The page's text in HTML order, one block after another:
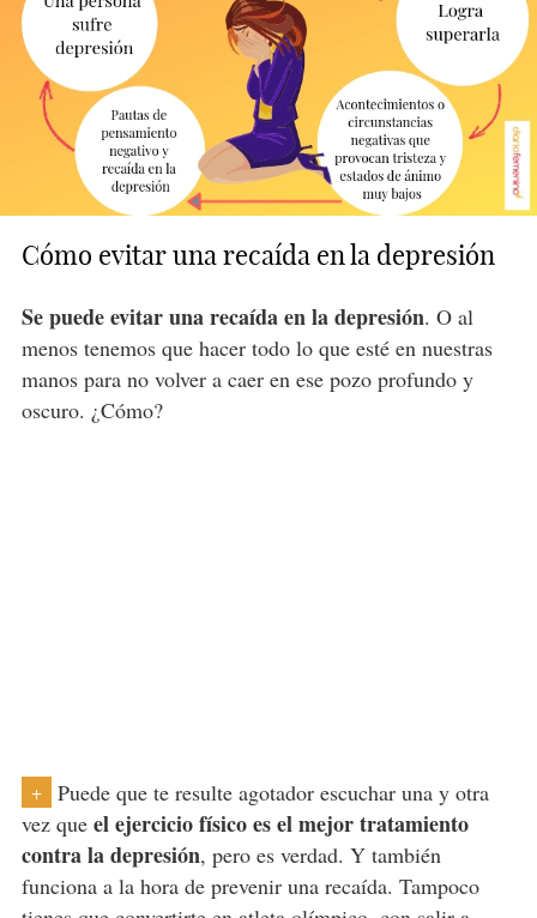
Cómo evitar una recaída en la depresión
Se puede evitar una recaída en la depresión. O al
menos tenemos que hacer todo lo que esté en nuestras
manos para no volver a caer en ese pozo profundo y
oscuro. ¿Cómo?
+
Puede que te resulte agotador escuchar una y otra
vez que el ejercicio físico es el mejor tratamiento
contra la depresión, pero es verdad. Y también
funciona a la hora de prevenir una recaída. Tampoco